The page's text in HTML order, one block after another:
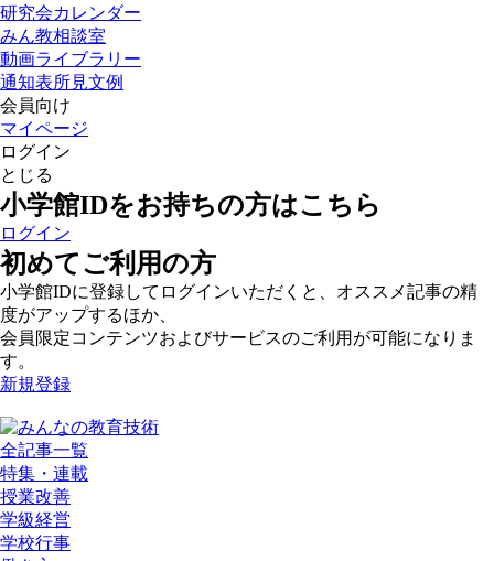
研究会カレンダー
みん教相談室
動画ライブラリー
通知表所見文例
会員向け
マイページ
ログイン
とじる
小学館IDをお持ちの方はこちら
ログイン
初めてご利用の方
小学館IDに登録してログインいただくと、オススメ記事の精
度がアップするほか、
会員限定コンテンツおよびサービスのご利用が可能になりま
す。
新規登録
全記事一覧
特集・連載
授業改善
学級経営
学校行事